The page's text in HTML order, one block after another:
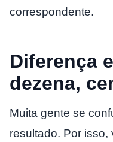
correspondente.
Diferença
dezena,
Muita gente se
resultado. Por isso,